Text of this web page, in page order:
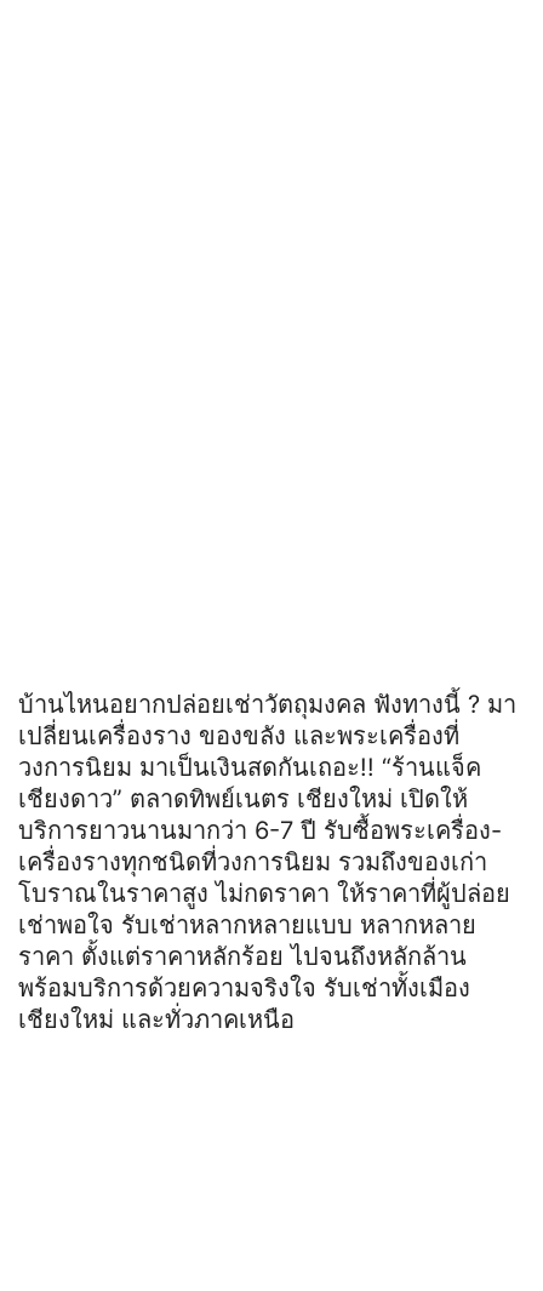
บ้านไหนอยากปล่อยเช่าวัตถุมงคล ฟังทางนี้ ? มา
เปลี่ยนเครื่องราง ของขลัง และพระเครื่องที่
วงการนิยม มาเป็นเงินสดกันเถอะ!! “ร้านแจ็ค
เชียงดาว” ตลาดทิพย์เนตร เชียงใหม่ เปิดให้
บริการยาวนานมากว่า 6-7 ปี รับซื้อพระเครื่อง-
เครื่องรางทุกชนิดที่วงการนิยม รวมถึงของเก่า
โบราณในราคาสูง ไม่กดราคา ให้ราคาที่ผู้ปล่อย
เช่าพอใจ รับเช่าหลากหลายแบบ หลากหลาย
ราคา ตั้งแต่ราคาหลักร้อย ไปจนถึงหลักล้าน
พร้อมบริการด้วยความจริงใจ รับเช่าทั้งเมือง
เชียงใหม่ และทั่วภาคเหนือ